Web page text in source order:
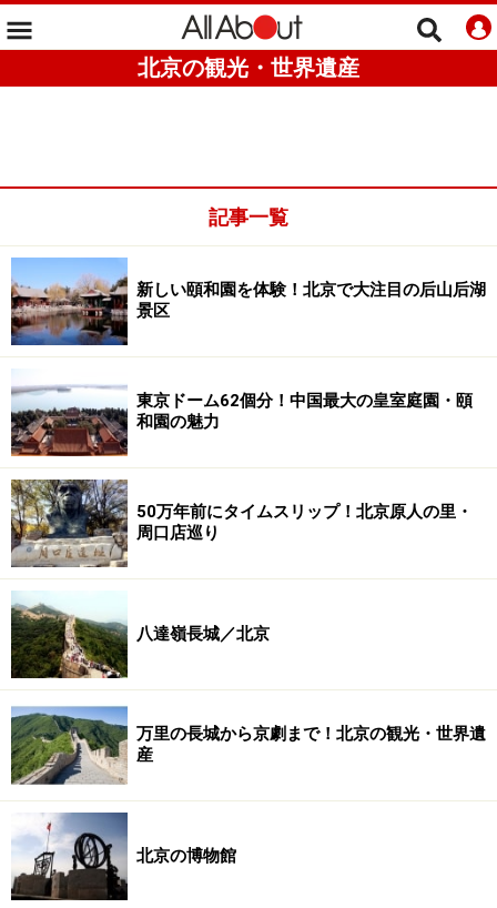
北京の観光・世界遺産
記事一覧
新しい頤和園を体験！北京で大注目の后山后湖
景区
東京ドーム62個分！中国最大の皇室庭園・頤
和園の魅力
50万年前にタイムスリップ！北京原人の里・
周口店巡り
八達嶺長城／北京
万里の長城から京劇まで！北京の観光・世界遺
産
北京の博物館